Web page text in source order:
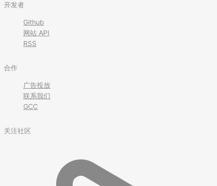
开发者
Github
网站 API
RSS
合作
广告投放
联系我们
GCC
关注社区